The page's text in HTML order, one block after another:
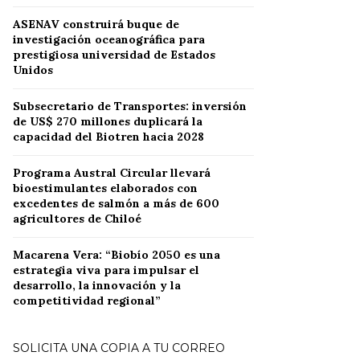
ASENAV construirá buque de
investigación oceanográfica para
prestigiosa universidad de Estados
Unidos
Subsecretario de Transportes: inversión
de US$ 270 millones duplicará la
capacidad del Biotren hacia 2028
Programa Austral Circular llevará
bioestimulantes elaborados con
excedentes de salmón a más de 600
agricultores de Chiloé
Macarena Vera: “Biobío 2050 es una
estrategia viva para impulsar el
desarrollo, la innovación y la
competitividad regional”
SOLICITA UNA COPIA A TU CORREO